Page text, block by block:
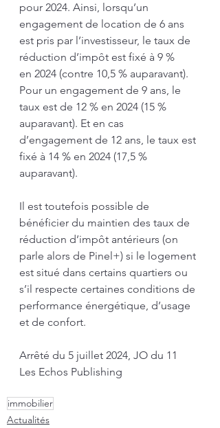
pour 2024. Ainsi, lorsqu’un
engagement de location de 6 ans
est pris par l’investisseur, le taux de
réduction d’impôt est fixé à 9 %
en 2024 (contre 10,5 % auparavant).
Pour un engagement de 9 ans, le
taux est de 12 % en 2024 (15 %
auparavant). Et en cas
d’engagement de 12 ans, le taux est
fixé à 14 % en 2024 (17,5 %
auparavant).
Il est toutefois possible de
bénéficier du maintien des taux de
réduction d’impôt antérieurs (on
parle alors de Pinel+) si le logement
est situé dans certains quartiers ou
s’il respecte certaines conditions de
performance énergétique, d’usage
et de confort.
Arrêté du 5 juillet 2024, JO du 11
Les Echos Publishing
immobilier
Actualités